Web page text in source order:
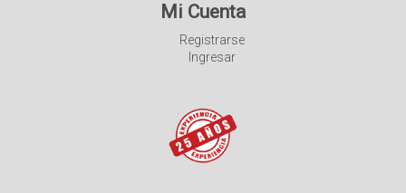
Mi Cuenta
Registrarse
Ingresar